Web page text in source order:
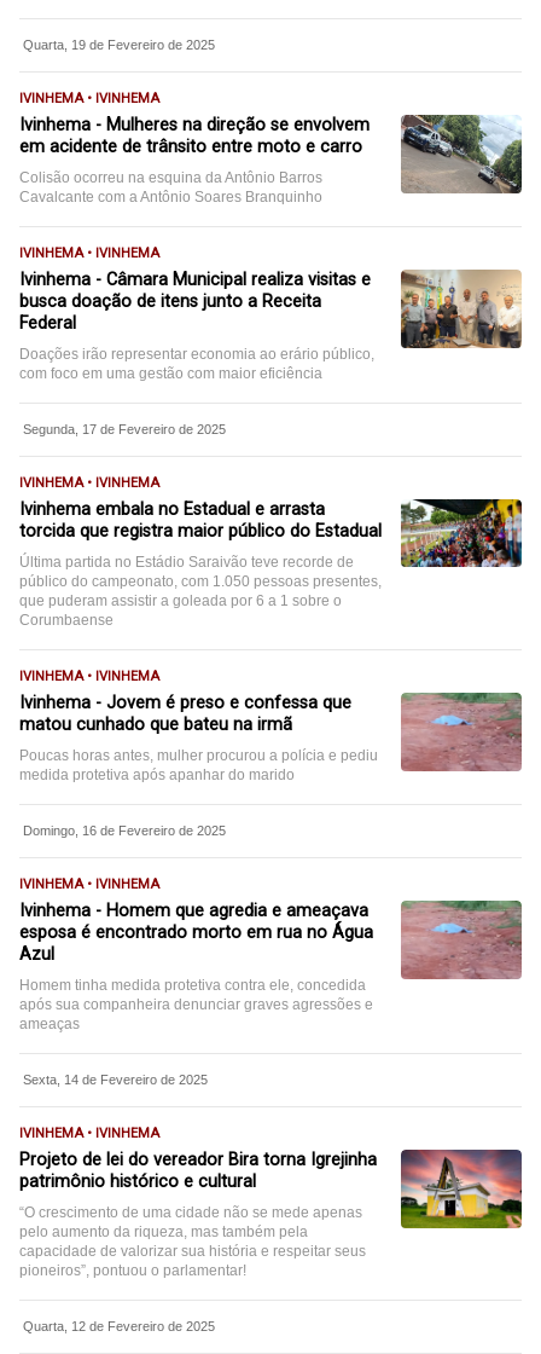
Quarta, 19 de Fevereiro de 2025
IVINHEMA • IVINHEMA
Ivinhema - Mulheres na direção se envolvem
em acidente de trânsito entre moto e carro
Colisão ocorreu na esquina da Antônio Barros
Cavalcante com a Antônio Soares Branquinho
IVINHEMA • IVINHEMA
Ivinhema - Câmara Municipal realiza visitas e
busca doação de itens junto a Receita
Federal
Doações irão representar economia ao erário público,
com foco em uma gestão com maior eficiência
Segunda, 17 de Fevereiro de 2025
IVINHEMA • IVINHEMA
Ivinhema embala no Estadual e arrasta
torcida que registra maior público do Estadual
Última partida no Estádio Saraivão teve recorde de
público do campeonato, com 1.050 pessoas presentes,
que puderam assistir a goleada por 6 a 1 sobre o
Corumbaense
IVINHEMA • IVINHEMA
Ivinhema - Jovem é preso e confessa que
matou cunhado que bateu na irmã
Poucas horas antes, mulher procurou a polícia e pediu
medida protetiva após apanhar do marido
Domingo, 16 de Fevereiro de 2025
IVINHEMA • IVINHEMA
Ivinhema - Homem que agredia e ameaçava
esposa é encontrado morto em rua no Água
Azul
Homem tinha medida protetiva contra ele, concedida
após sua companheira denunciar graves agressões e
ameaças
Sexta, 14 de Fevereiro de 2025
IVINHEMA • IVINHEMA
Projeto de lei do vereador Bira torna Igrejinha
patrimônio histórico e cultural
“O crescimento de uma cidade não se mede apenas
pelo aumento da riqueza, mas também pela
capacidade de valorizar sua história e respeitar seus
pioneiros”, pontuou o parlamentar!
Quarta, 12 de Fevereiro de 2025